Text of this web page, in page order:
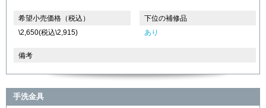
希望小売価格（税込）
\2,650(税込\2,915)
下位の補修品
あり
備考
手洗金具